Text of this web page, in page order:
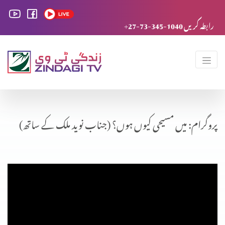
+27-73-345-1040 رابطہ کریں
پروگرام: میں مسیحی کیوں ہوں؟ (جناب نوید ملک کے ساتھ)